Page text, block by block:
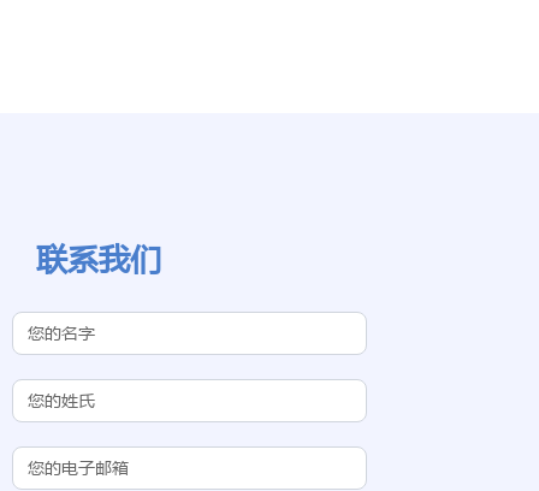
联系我们
Contact Us
(Chinese
Subdomain)